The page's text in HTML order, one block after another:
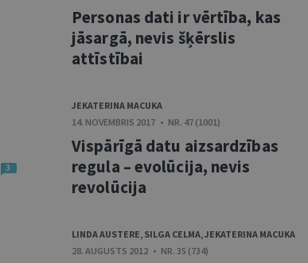
Personas dati ir vērtība, kas
jāsargā, nevis šķērslis
attīstībai
3
JEKATERINA MACUKA
14. NOVEMBRIS 2017 • NR. 47 (1001)
Vispārīgā datu aizsardzības
regula – evolūcija, nevis
revolūcija
LINDA AUSTERE, SILGA CELMA,JEKATERINA MACUKA
28. AUGUSTS 2012 • NR. 35 (734)